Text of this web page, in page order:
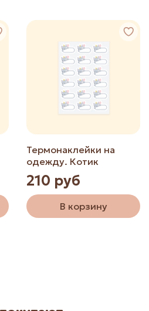
Термонаклейки на
одежду. Котик
210 руб
В корзину